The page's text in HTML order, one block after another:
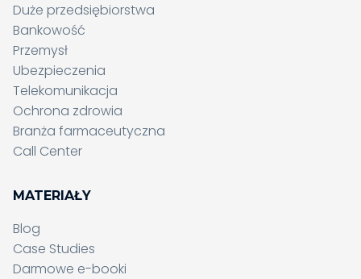
Duże przedsiębiorstwa
Bankowość
Przemysł
Ubezpieczenia
Telekomunikacja
Ochrona zdrowia
Branża farmaceutyczna
Call Center
MATERIAŁY
Blog
Case Studies
Darmowe e-booki